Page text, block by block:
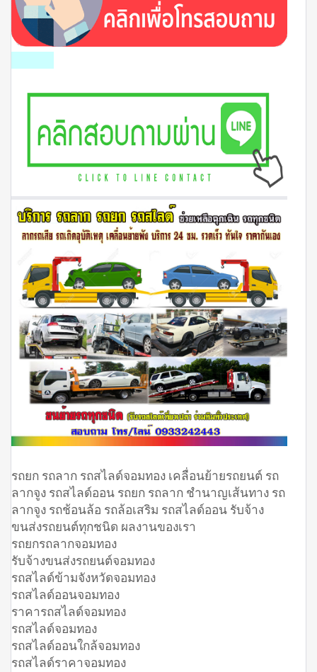
รถยก รถลาก รถสไลด์จอมทอง เคลื่อนย้ายรถยนต์ รถ
ลากจูง รถสไลด์ออน รถยก รถลาก ชำนาญเส้นทาง รถ
ลากจูง รถช้อนล้อ รถล้อเสริม รถสไลด์ออน รับจ้าง
ขนส่งรถยนต์ทุกชนิด ผลงานของเรา
รถยกรถลากจอมทอง
รับจ้างขนส่งรถยนต์จอมทอง
รถสไลด์ข้ามจังหวัดจอมทอง
รถสไลด์ออนจอมทอง
ราคารถสไลด์จอมทอง
รถสไลด์จอมทอง
รถสไลด์ออนใกล้จอมทอง
รถสไลด์ราคาจอมทอง